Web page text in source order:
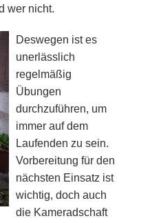
wer nicht.
Deswegen ist es
unerlässlich
regelmäßig
Übungen
durchzuführen, um
immer auf dem
Laufenden zu sein.
Vorbereitung für den
nächsten Einsatz ist
wichtig, doch auch
die Kameradschaft